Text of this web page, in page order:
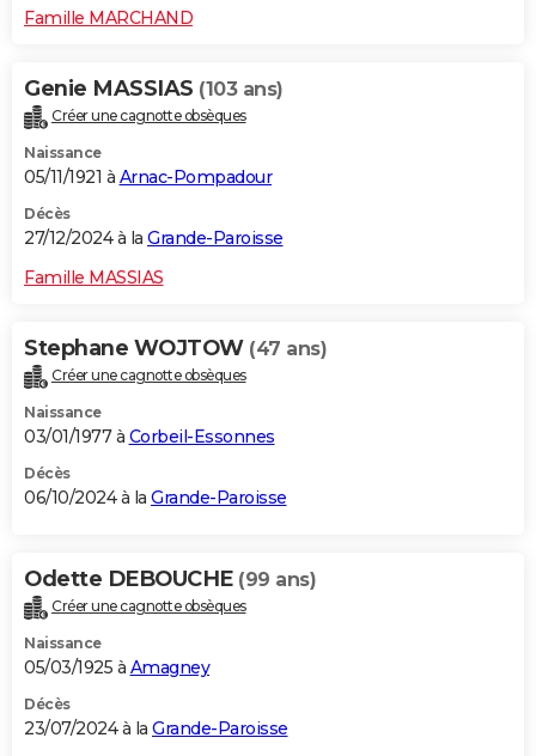
Famille MARCHAND
Genie MASSIAS (103 ans)
Créer une cagnotte obsèques
Naissance
05/11/1921 à Arnac-Pompadour
Décès
27/12/2024 à la Grande-Paroisse
Famille MASSIAS
Stephane WOJTOW (47 ans)
Créer une cagnotte obsèques
Naissance
03/01/1977 à Corbeil-Essonnes
Décès
06/10/2024 à la Grande-Paroisse
Odette DEBOUCHE (99 ans)
Créer une cagnotte obsèques
Naissance
05/03/1925 à Amagney
Décès
23/07/2024 à la Grande-Paroisse